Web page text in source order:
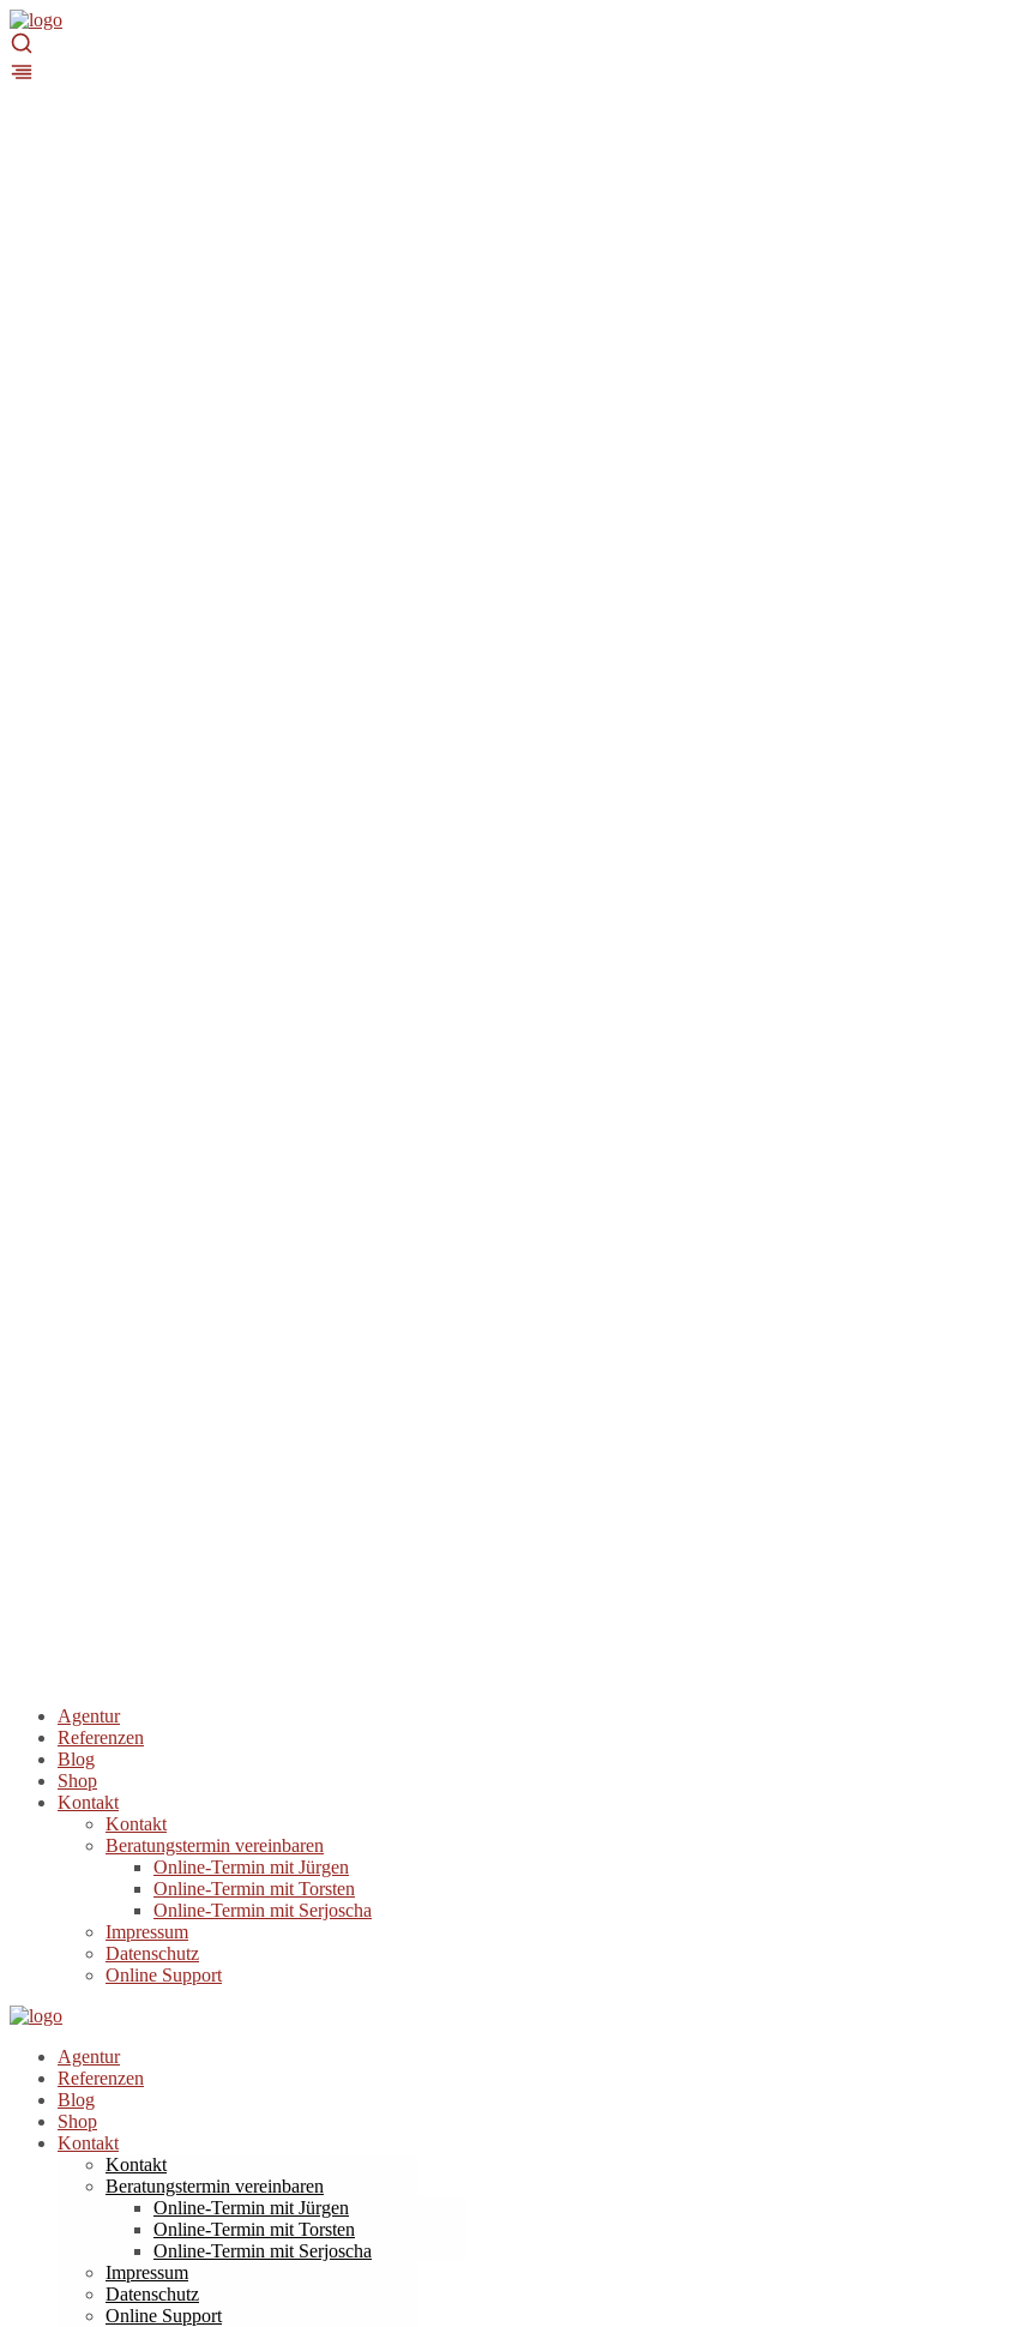
Agentur
Referenzen
Blog
Shop
Kontakt
Kontakt
Beratungstermin vereinbaren
Online-Termin mit Jürgen
Online-Termin mit Torsten
Online-Termin mit Serjoscha
Impressum
Datenschutz
Online Support
Agentur
Referenzen
Blog
Shop
Kontakt
Kontakt
Beratungstermin vereinbaren
Online-Termin mit Jürgen
Online-Termin mit Torsten
Online-Termin mit Serjoscha
Impressum
Datenschutz
Online Support